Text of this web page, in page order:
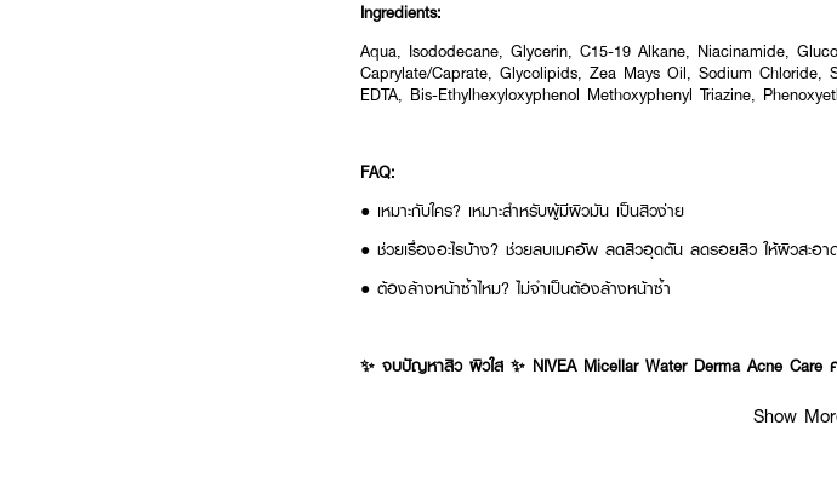
Ingredients:
Aqua, Isododecane, Glycerin, C15-19 Alkane, Niacinamide,
Caprylate/Caprate, Glycolipids, Zea Mays Oil, Sodium
EDTA, Bis-Ethylhexyloxyphenol Methoxyphenyl Triazine,
FAQ:
● เหมาะกับใคร? เหมาะสำหรับผู้มีผิวมัน เป็นสิวง่าย
● ช่วยเรื่องอะไรบ้าง? ช่วยลบเมคอัพ ลดสิวอุดตัน ลดรอยสิว ให้ผิวสะอา
● ต้องล้างหน้าซ้ำไหม? ไม่จำเป็นต้องล้างหน้าซ้ำ
✨ จบปัญหาสิว ผิวใส ✨ NIVEA Micellar Water Derma Acne Care
Show